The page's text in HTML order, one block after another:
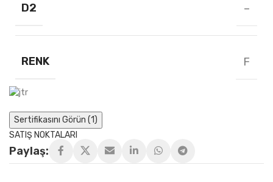
D2 –
RENK F
Sertifikasını Görün (1)
SATIŞ NOKTALARI
Paylaş: